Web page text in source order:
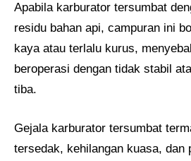
Apabila karburator tersumbat
residu bahan api, campuran ini
kaya atau terlalu kurus,
beroperasi dengan tidak stabil
tiba.
Gejala karburator tersumbat
tersedak, kehilangan kuasa, dan